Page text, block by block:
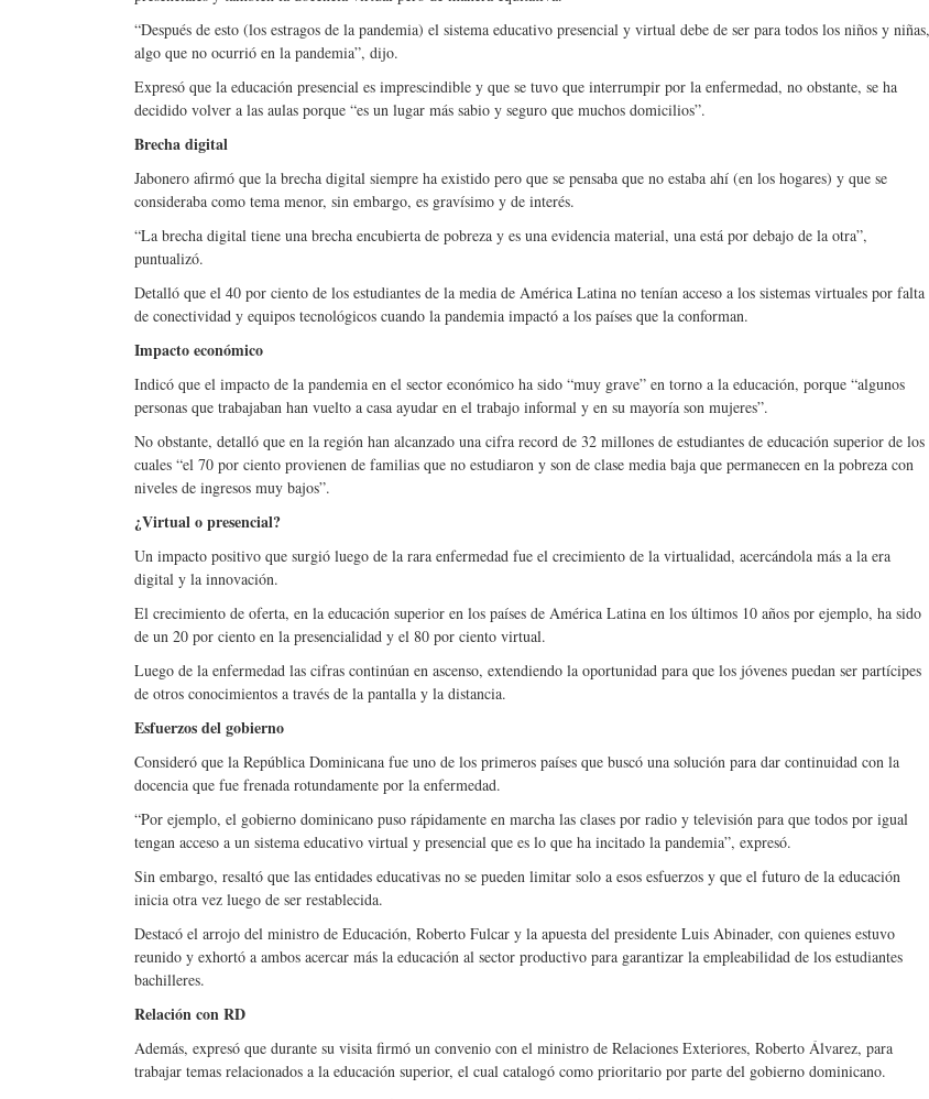
“Después de esto (los estragos de la pandemia) el sistema educativo presencial y virtual debe de ser para todos los niños y niñas,
algo que no ocurrió en la pandemia”, dijo.
Expresó que la educación presencial es imprescindible y que se tuvo que interrumpir por la enfermedad, no obstante, se ha
decidido volver a las aulas porque “es un lugar más sabio y seguro que muchos domicilios”.
Brecha digital
Jabonero afirmó que la brecha digital siempre ha existido pero que se pensaba que no estaba ahí (en los hogares) y que se
consideraba como tema menor, sin embargo, es gravísimo y de interés.
“La brecha digital tiene una brecha encubierta de pobreza y es una evidencia material, una está por debajo de la otra”,
puntualizó.
Detalló que el 40 por ciento de los estudiantes de la media de América Latina no tenían acceso a los sistemas virtuales por falta
de conectividad y equipos tecnológicos cuando la pandemia impactó a los países que la conforman.
Impacto económico
Indicó que el impacto de la pandemia en el sector económico ha sido “muy grave” en torno a la educación, porque “algunos
personas que trabajaban han vuelto a casa ayudar en el trabajo informal y en su mayoría son mujeres”.
No obstante, detalló que en la región han alcanzado una cifra record de 32 millones de estudiantes de educación superior de los
cuales “el 70 por ciento provienen de familias que no estudiaron y son de clase media baja que permanecen en la pobreza con
niveles de ingresos muy bajos”.
¿Virtual o presencial?
Un impacto positivo que surgió luego de la rara enfermedad fue el crecimiento de la virtualidad, acercándola más a la era
digital y la innovación.
El crecimiento de oferta, en la educación superior en los países de América Latina en los últimos 10 años por ejemplo, ha sido
de un 20 por ciento en la presencialidad y el 80 por ciento virtual.
Luego de la enfermedad las cifras continúan en ascenso, extendiendo la oportunidad para que los jóvenes puedan ser partícipes
de otros conocimientos a través de la pantalla y la distancia.
Esfuerzos del gobierno
Consideró que la República Dominicana fue uno de los primeros países que buscó una solución para dar continuidad con la
docencia que fue frenada rotundamente por la enfermedad.
“Por ejemplo, el gobierno dominicano puso rápidamente en marcha las clases por radio y televisión para que todos por igual
tengan acceso a un sistema educativo virtual y presencial que es lo que ha incitado la pandemia”, expresó.
Sin embargo, resaltó que las entidades educativas no se pueden limitar solo a esos esfuerzos y que el futuro de la educación
inicia otra vez luego de ser restablecida.
Destacó el arrojo del ministro de Educación, Roberto Fulcar y la apuesta del presidente Luis Abinader, con quienes estuvo
reunido y exhortó a ambos acercar más la educación al sector productivo para garantizar la empleabilidad de los estudiantes
bachilleres.
Relación con RD
Además, expresó que durante su visita firmó un convenio con el ministro de Relaciones Exteriores, Roberto Álvarez, para
trabajar temas relacionados a la educación superior, el cual catalogó como prioritario por parte del gobierno dominicano.